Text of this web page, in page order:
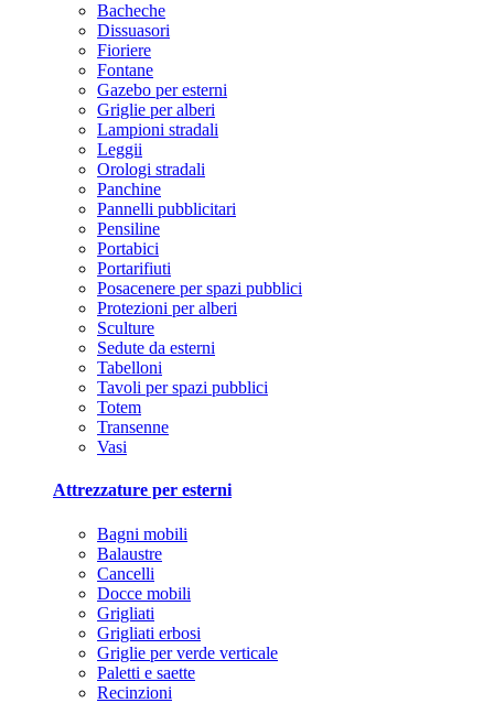
Bacheche
Dissuasori
Fioriere
Fontane
Gazebo per esterni
Griglie per alberi
Lampioni stradali
Leggii
Orologi stradali
Panchine
Pannelli pubblicitari
Pensiline
Portabici
Portarifiuti
Posacenere per spazi pubblici
Protezioni per alberi
Sculture
Sedute da esterni
Tabelloni
Tavoli per spazi pubblici
Totem
Transenne
Vasi
Attrezzature per esterni
Bagni mobili
Balaustre
Cancelli
Docce mobili
Grigliati
Grigliati erbosi
Griglie per verde verticale
Paletti e saette
Recinzioni